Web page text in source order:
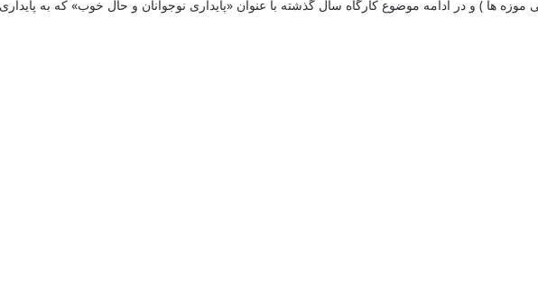
ها ) و در ادامه موضوع کارگاه سال گذشته با عنوان «پایداری نوجوانان و حال خوب» که به